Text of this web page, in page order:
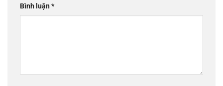
Bình luận*